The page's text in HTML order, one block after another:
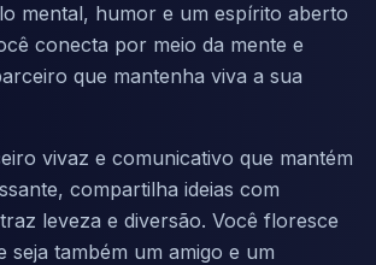
mental, humor e um espírito aberto
conecta por meio da mente e
que mantenha viva a sua
vivaz e comunicativo que mantém
compartilha ideias com
leveza e diversão. Você floresce
seja também um amigo e um